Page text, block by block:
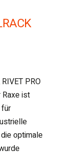
PRO
ist
optimale